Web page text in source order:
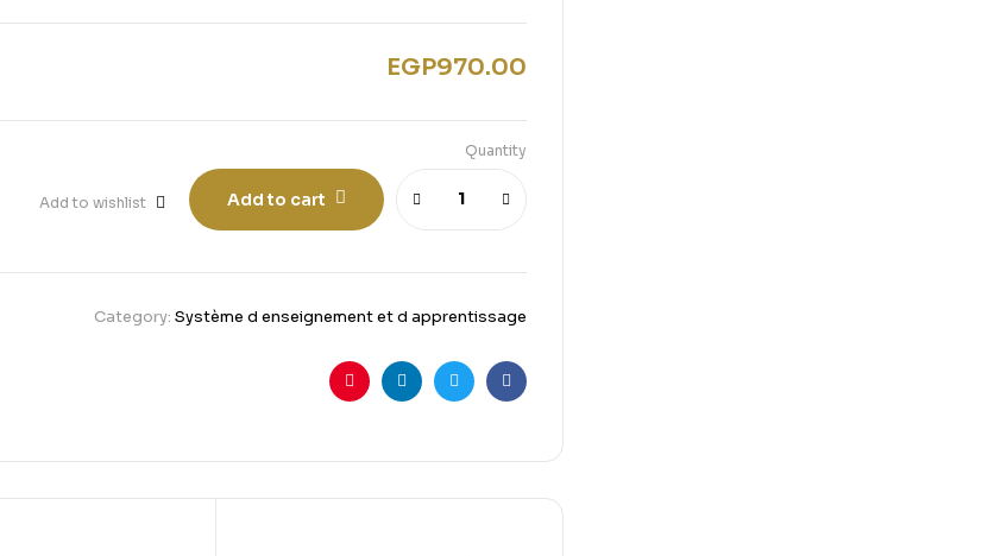
EGP970.00
Quantity
Add to cart
Add to wishlist
Category: Système d enseignement et d apprentissage
Facebook
Twitter
Linkedin
Pinterest